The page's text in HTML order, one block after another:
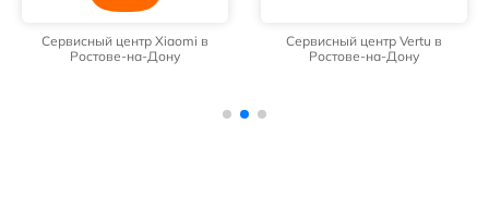
Сервисный центр Xiaomi в
Ростове-на-Дону
Сервисный центр Vertu в
Ростове-на-Дону